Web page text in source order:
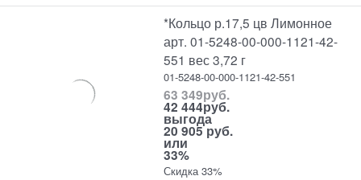
*Кольцо р.17,5 цв Лимонное
арт. 01-5248-00-000-1121-42-
551 вес 3,72 г
01-5248-00-000-1121-42-551
63 349руб.
42 444руб.
выгода
20 905 руб.
или
33%
Скидка 33%